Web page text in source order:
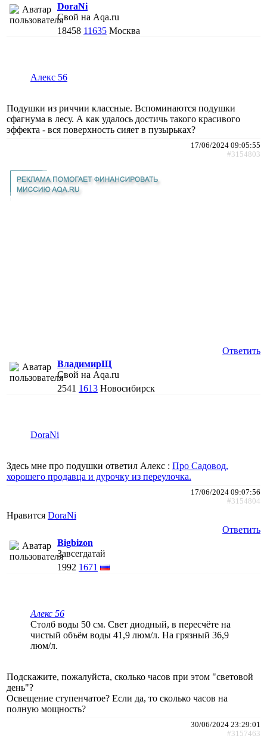
DoraNi
Свой на Aqa.ru
18458 11635 Москва
Алекс 56
Подушки из риччии классные. Вспоминаются подушки
сфагнума в лесу. А как удалось достичь такого красивого
эффекта - вся поверхность сияет в пузырьках?
17/06/2024 09:05:55
#3154803
Ответить
ВладимирЩ
Свой на Aqa.ru
2541 1613 Новосибирск
DoraNi
Здесь мне про подушки ответил Алекс : Про Садовод,
хорошего продавца и дурочку из переулочка.
17/06/2024 09:07:56
#3154804
Нравится DoraNi
Ответить
Bigbizon
Завсегдатай
1992 1671
Алекс 56
Столб воды 50 см. Свет диодный, в пересчёте на
чистый объём воды 41,9 люм/л. На грязный 36,9
люм/л.
Подскажите, пожалуйста, сколько часов при этом "световой
день"?
Освещение ступенчатое? Если да, то сколько часов на
полную мощность?
30/06/2024 23:29:01
#3157463